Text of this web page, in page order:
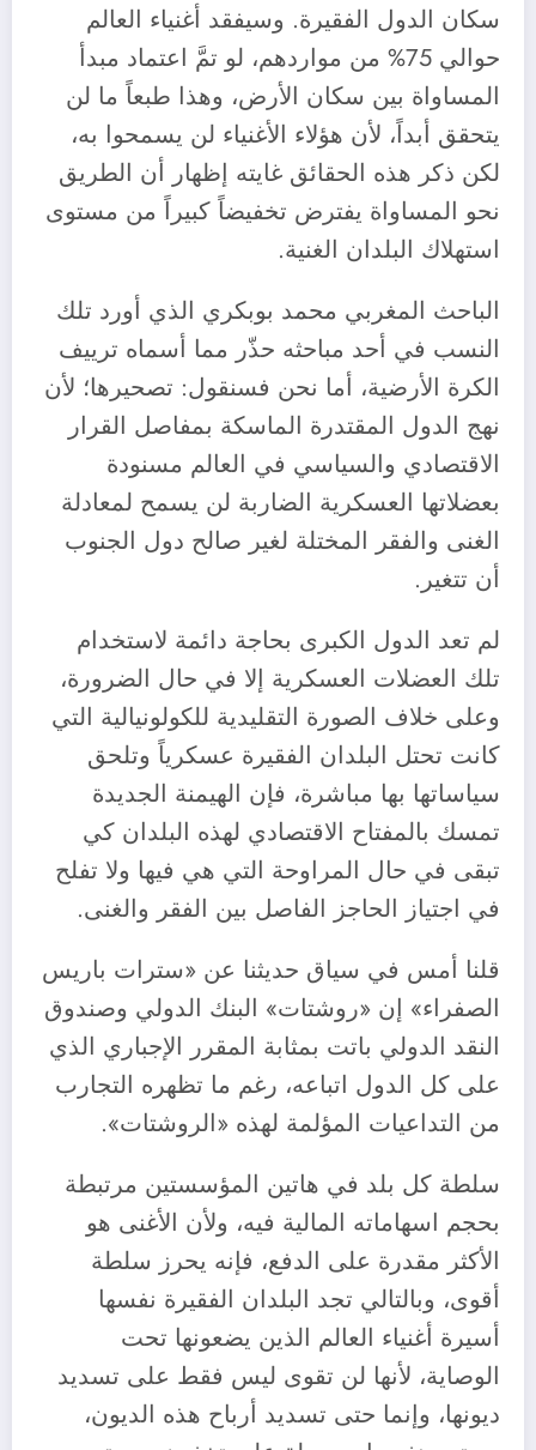
سكان الدول الفقيرة. وسيفقد أغنياء العالم
حوالي 75% من مواردهم، لو تمَّ اعتماد مبدأ
المساواة بين سكان الأرض، وهذا طبعاً ما لن
يتحقق أبداً، لأن هؤلاء الأغنياء لن يسمحوا به،
لكن ذكر هذه الحقائق غايته إظهار أن الطريق
نحو المساواة يفترض تخفيضاً كبيراً من مستوى
استهلاك البلدان الغنية.
الباحث المغربي محمد بوبكري الذي أورد تلك
النسب في أحد مباحثه حذّر مما أسماه ترييف
الكرة الأرضية، أما نحن فسنقول: تصحيرها؛ لأن
نهج الدول المقتدرة الماسكة بمفاصل القرار
الاقتصادي والسياسي في العالم مسنودة
بعضلاتها العسكرية الضاربة لن يسمح لمعادلة
الغنى والفقر المختلة لغير صالح دول الجنوب
أن تتغير.
لم تعد الدول الكبرى بحاجة دائمة لاستخدام
تلك العضلات العسكرية إلا في حال الضرورة،
وعلى خلاف الصورة التقليدية للكولونيالية التي
كانت تحتل البلدان الفقيرة عسكرياً وتلحق
سياساتها بها مباشرة، فإن الهيمنة الجديدة
تمسك بالمفتاح الاقتصادي لهذه البلدان كي
تبقى في حال المراوحة التي هي فيها ولا تفلح
في اجتياز الحاجز الفاصل بين الفقر والغنى.
قلنا أمس في سياق حديثنا عن «سترات باريس
الصفراء» إن «روشتات» البنك الدولي وصندوق
النقد الدولي باتت بمثابة المقرر الإجباري الذي
على كل الدول اتباعه، رغم ما تظهره التجارب
من التداعيات المؤلمة لهذه «الروشتات».
سلطة كل بلد في هاتين المؤسستين مرتبطة
بحجم اسهاماته المالية فيه، ولأن الأغنى هو
الأكثر مقدرة على الدفع، فإنه يحرز سلطة
أقوى، وبالتالي تجد البلدان الفقيرة نفسها
أسيرة أغنياء العالم الذين يضعونها تحت
الوصاية، لأنها لن تقوى ليس فقط على تسديد
ديونها، وإنما حتى تسديد أرباح هذه الديون،